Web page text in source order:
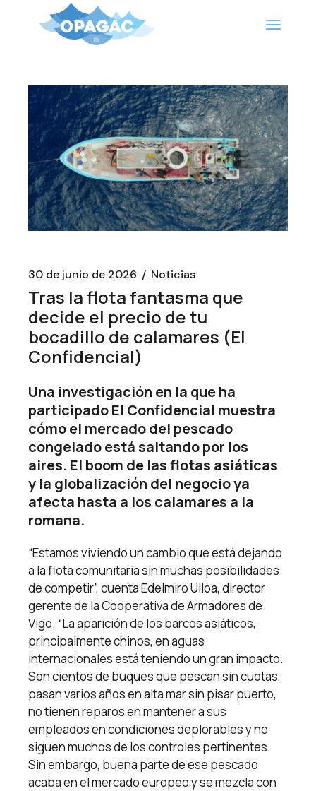
contenido
30 de junio de 2026 Noticias
Tras la flota fantasma que
decide el precio de tu
bocadillo de calamares (El
Confidencial)
Una investigación en la que ha
participado El Confidencial muestra
cómo el mercado del pescado
congelado está saltando por los
aires. El boom de las flotas asiáticas
y la globalización del negocio ya
afecta hasta a los calamares a la
romana.
“Estamos viviendo un cambio que está dejando
a la flota comunitaria sin muchas posibilidades
de competir”, cuenta Edelmiro Ulloa, director
gerente de la Cooperativa de Armadores de
Vigo. “La aparición de los barcos asiáticos,
principalmente chinos, en aguas
internacionales está teniendo un gran impacto.
Son cientos de buques que pescan sin cuotas,
pasan varios años en alta mar sin pisar puerto,
no tienen reparos en mantener a sus
empleados en condiciones deplorables y no
siguen muchos de los controles pertinentes.
Sin embargo, buena parte de ese pescado
acaba en el mercado europeo y se mezcla con